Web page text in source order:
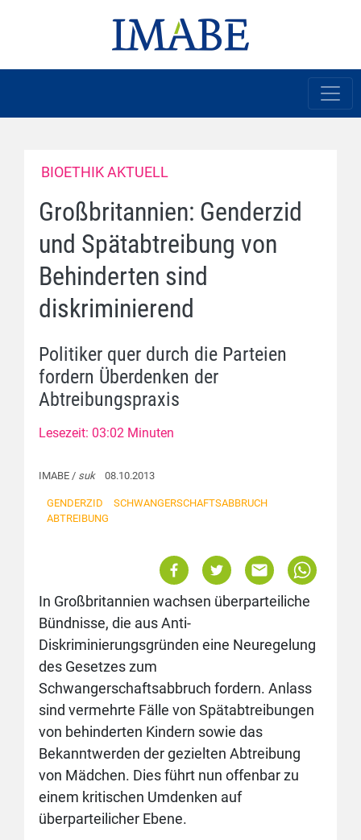
BIOETHIK AKTUELL
Großbritannien: Genderzid
und Spätabtreibung von
Behinderten sind
diskriminierend
Politiker quer durch die Parteien
fordern Überdenken der
Abtreibungspraxis
Lesezeit: 03:02 Minuten
IMABE / suk08.10.2013
GENDERZID
SCHWANGERSCHAFTSABBRUCH
ABTREIBUNG
In Großbritannien wachsen überparteiliche
Bündnisse, die aus Anti-
Diskriminierungsgründen eine Neuregelung
des Gesetzes zum
Schwangerschaftsabbruch fordern. Anlass
sind vermehrte Fälle von Spätabtreibungen
von behinderten Kindern sowie das
Bekanntwerden der gezielten Abtreibung
von Mädchen. Dies führt nun offenbar zu
einem kritischen Umdenken auf
überparteilicher Ebene.